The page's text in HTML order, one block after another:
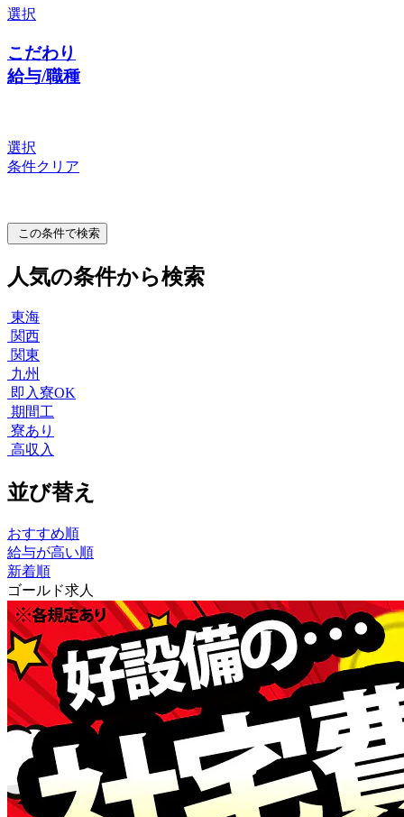
選択
こだわり
給与/職種
選択
条件クリア
この条件で検索
人気の条件から検索
東海
関西
関東
九州
即入寮OK
期間工
寮あり
高収入
並び替え
おすすめ順
給与が高い順
新着順
ゴールド求人